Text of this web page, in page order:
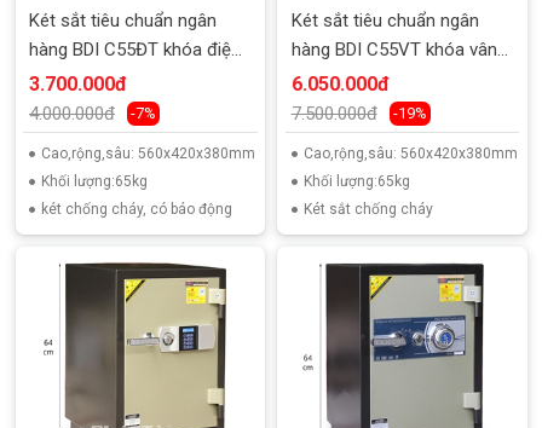
Két sắt tiêu chuẩn ngân
hàng BDI C55ĐT khóa điện
tử
3.700.000đ
4.000.000đ -7%
Cao,rộng,sâu: 560x420x380mm
Khối lượng:65kg
két chống cháy, có báo động
Két sắt tiêu chuẩn ngân
hàng BDI C55VT khóa vân
tay
6.050.000đ
7.500.000đ -19%
Cao,rộng,sâu: 560x420x380mm
Khối lượng:65kg
Két sắt chống cháy